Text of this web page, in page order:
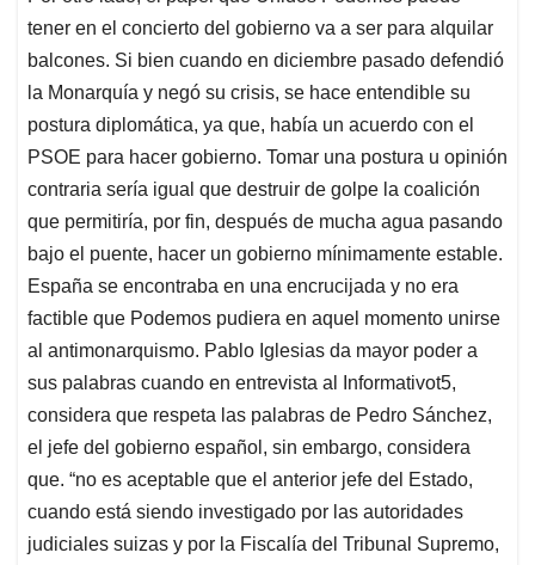
tener en el concierto del gobierno va a ser para alquilar
balcones. Si bien cuando en diciembre pasado defendió
la Monarquía y negó su crisis, se hace entendible su
postura diplomática, ya que, había un acuerdo con el
PSOE para hacer gobierno. Tomar una postura u opinión
contraria sería igual que destruir de golpe la coalición
que permitiría, por fin, después de mucha agua pasando
bajo el puente, hacer un gobierno mínimamente estable.
España se encontraba en una encrucijada y no era
factible que Podemos pudiera en aquel momento unirse
al antimonarquismo. Pablo Iglesias da mayor poder a
sus palabras cuando en entrevista al Informativot5,
considera que respeta las palabras de Pedro Sánchez,
el jefe del gobierno español, sin embargo, considera
que. “no es aceptable que el anterior jefe del Estado,
cuando está siendo investigado por las autoridades
judiciales suizas y por la Fiscalía del Tribunal Supremo,